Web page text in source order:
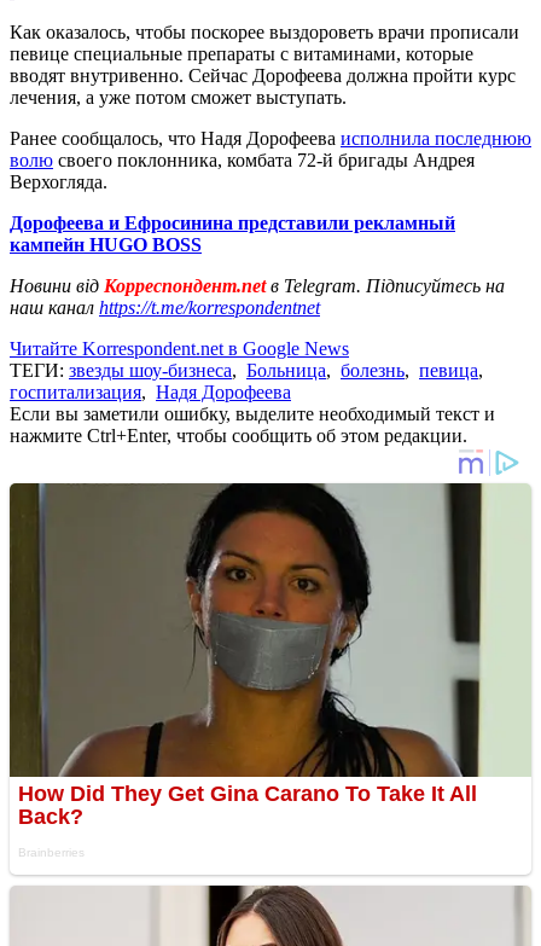
Как оказалось, чтобы поскорее выздороветь врачи прописали
певице специальные препараты с витаминами, которые
вводят внутривенно. Сейчас Дорофеева должна пройти курс
лечения, а уже потом сможет выступать.
Ранее сообщалось, что Надя Дорофеева исполнила последнюю
волю своего поклонника, комбата 72-й бригады Андрея
Верхогляда.
Дорофеева и Ефросинина представили рекламный
кампейн HUGO BOSS
Новини від Корреспондент.netв Telegram. Підписуйтесь на
наш канал https://t.me/korrespondentnet
Читайте Korrespondent.net в Google News
ТЕГИ: звезды шоу-бизнеса, Больница, болезнь, певица,
госпитализация, Надя Дорофеева
Если вы заметили ошибку, выделите необходимый текст и
нажмите Ctrl+Enter, чтобы сообщить об этом редакции.